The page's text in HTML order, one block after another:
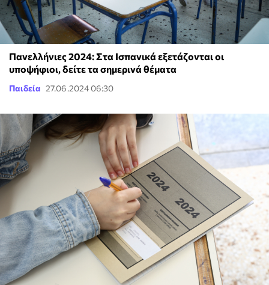
Πανελλήνιες 2024: Στα Ισπανικά εξετάζονται οι
υποψήφιοι, δείτε τα σημερινά θέματα
Παιδεία 27.06.2024 06:30